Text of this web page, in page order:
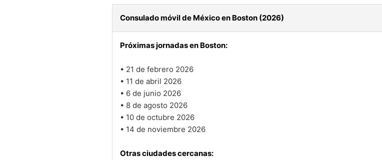
Consulado móvil de México en Boston (2026)
Próximas jornadas en Boston:
• 21 de febrero 2026
• 11 de abril 2026
• 6 de junio 2026
• 8 de agosto 2026
• 10 de octubre 2026
• 14 de noviembre 2026
Otras ciudades cercanas: